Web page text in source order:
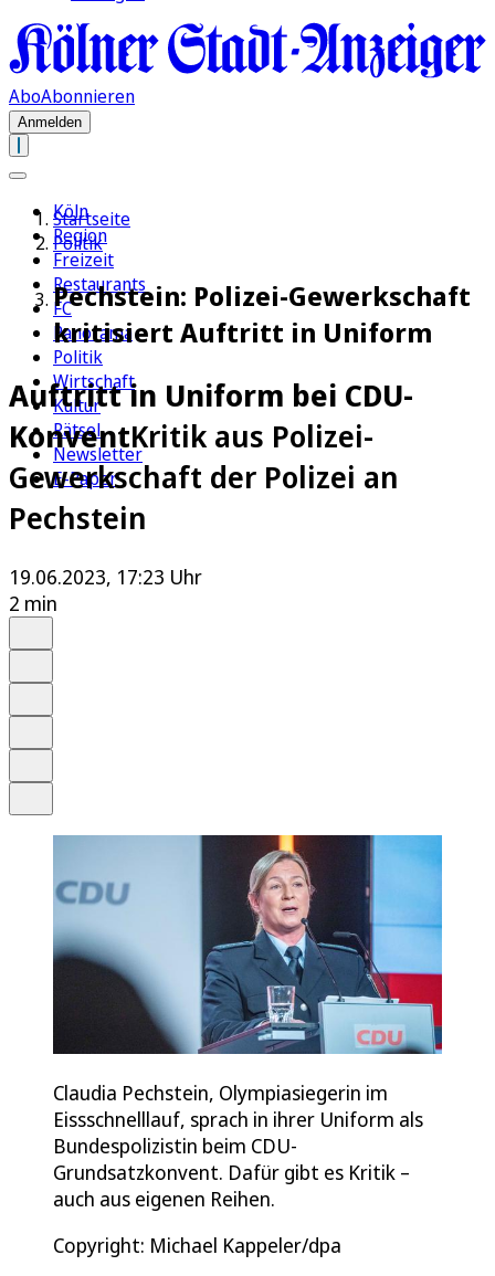
AboAbonnieren
Anmelden
Köln
Region
Freizeit
Restaurants
FC
Panorama
Politik
Wirtschaft
Kultur
Rätsel
Newsletter
E-Paper
Startseite
Politik
Pechstein: Polizei-Gewerkschaft
kritisiert Auftritt in Uniform
Auftritt in Uniform bei CDU-
KonventKritik aus Polizei-
Gewerkschaft der Polizei an
Pechstein
19.06.2023, 17:23 Uhr
2 min
Claudia Pechstein, Olympiasiegerin im
Eissschnelllauf, sprach in ihrer Uniform als
Bundespolizistin beim CDU-
Grundsatzkonvent. Dafür gibt es Kritik –
auch aus eigenen Reihen.
Copyright: Michael Kappeler/dpa